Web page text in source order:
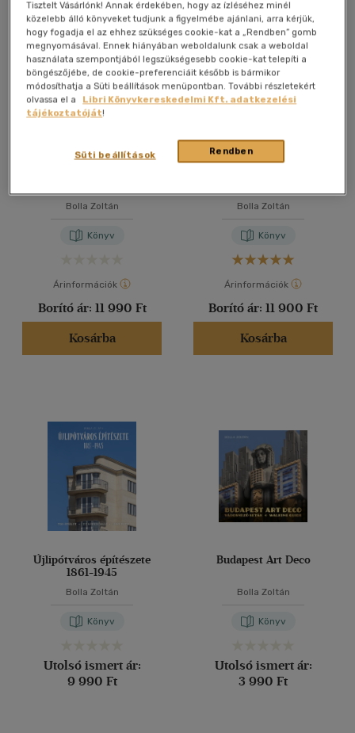
40 db / oldal
Alkalmaz
Összesen5db
Bolla Zoltán
Könyv
Árinformációk
Borító ár: 11 990 Ft
Kosárba
Bolla Zoltán
Könyv
Árinformációk
Borító ár: 11 900 Ft
Kosárba
Újlipótváros építészete
1861-1945
Bolla Zoltán
Könyv
Utolsó ismert ár:
9 990 Ft
Budapest Art Deco
Bolla Zoltán
Könyv
Utolsó ismert ár:
3 990 Ft
Tisztelt Vásárlónk! Annak érdekében, hogy az ízléséhez minél
közelebb álló könyveket tudjunk a figyelmébe ajánlani, arra kérjük,
hogy fogadja el az ehhez szükséges cookie-kat a „Rendben” gomb
megnyomásával. Ennek hiányában weboldalunk csak a weboldal
használata szempontjából legszükségesebb cookie-kat telepíti a
böngészőjébe, de cookie-preferenciáit később is bármikor
módosíthatja a Süti beállítások menüpontban. További részletekért
olvassa el a
Libri Könyvkereskedelmi Kft. adatkezelési
tájékoztatóját!
Rendben
Süti beállítások